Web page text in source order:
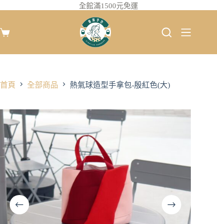
全館滿1500元免運
首頁 全部商品 熱氣球造型手拿包-殷紅色(大)